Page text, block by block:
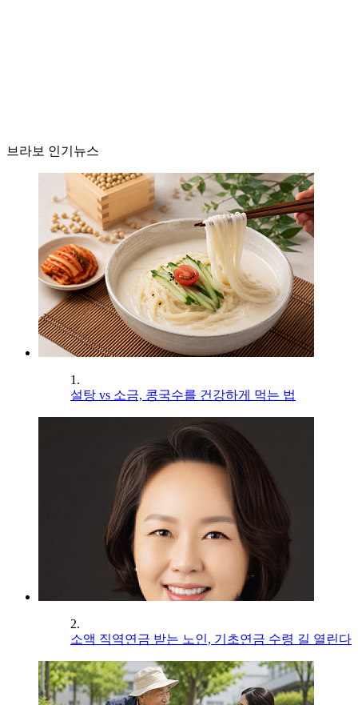
브라보 인기뉴스
1.
설탕 vs 소금, 콩국수를 건강하게 먹는 법
2.
소액 직역연금 받는 노인, 기초연금 수령 길 열린다